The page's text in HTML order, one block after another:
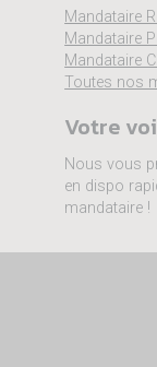
Mandataire
Mandataire
Mandataire
Toutes nos
Votre
Nous vous
en dispo
mandataire !